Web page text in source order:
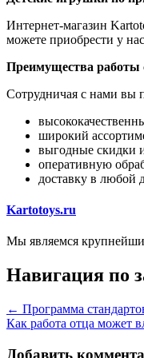
Интернет-магазин
можете приобрести у
Преимущества работы
Сотрудничая с нами вы
широкий
выгодные скидки
оперативную
доставку в любой
Kartotoys.ru
Мы являемся
Навигация по
← Программа
Как работа отца может
Добавить